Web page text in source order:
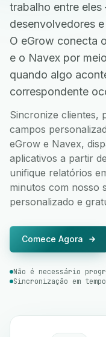
trabalho entre
desenvolvedores
O eGrow conecta
e o Navex por
quando algo
correspondente
Sincronize clientes,
campos
eGrow e Navex,
aplicativos a partir
unifique relatórios
minutos com nosso
personalizado e
Comece Agora
Não é necessário
Sincronização em